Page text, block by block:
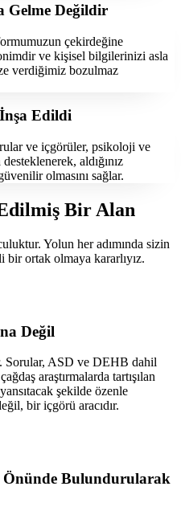
Gelme Değildir
çekirdeğine
ve kişisel bilgilerinizi asla
verdiğimiz bozulmaz
Edildi
ve içgörüler, psikoloji ve
aldığınız
olmasını sağlar.
Bir Alan
Yolun her adımında sizin
ortak olmaya kararlıyız.
Değil
Sorular, ASD ve DEHB dahil
araştırmalarda tartışılan
şekilde özenle
bir içgörü aracıdır.
Önünde Bulundurularak